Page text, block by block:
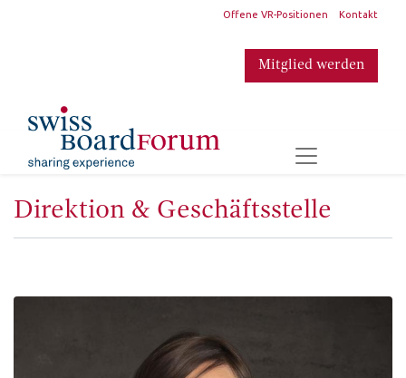
Offene VR-Positionen Kontakt
Mitglied werden
Direktion & Geschäftsstelle